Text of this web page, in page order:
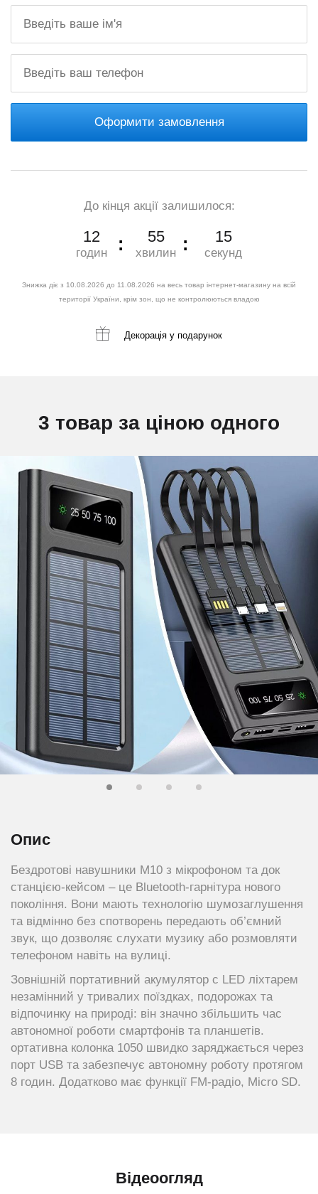
Оформити замовлення
До кінця акції залишилося:
12
годин
55
хвилин
14
секунд
Знижка діє з 10.08.2026 до 11.08.2026 на весь товар інтернет-магазину на всій
території України, крім зон, що не контролюються владою
Декорація у подарунок
3 товар за ціною одного
Опис
Бездротові навушники M10 з мікрофоном та док
станцією-кейсом – це Bluetooth-гарнітура нового
покоління. Вони мають технологію шумозаглушення
та відмінно без спотворень передають об’ємний
звук, що дозволяє слухати музику або розмовляти
телефоном навіть на вулиці.
Зовнішній портативний акумулятор c LED ліхтарем
незамінний у тривалих поїздках, подорожах та
відпочинку на природі: він значно збільшить час
автономної роботи смартфонів та планшетів.
ортативна колонка 1050 швидко заряджається через
порт USB та забезпечує автономну роботу протягом
8 годин. Додатково має функції FM-радіо, Micro SD.
Відеоогляд